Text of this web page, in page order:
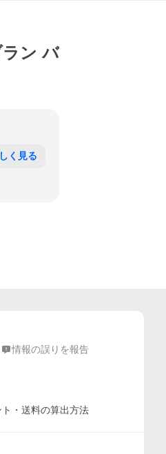
ン バ
く見る
情報の誤りを報告
ト・送料の算出方法